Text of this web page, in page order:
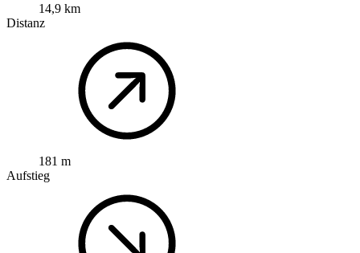
14,9 km
Distanz
181 m
Aufstieg